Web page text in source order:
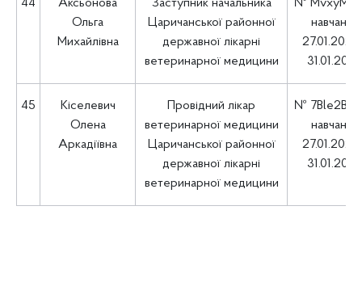
44
Аксьонова
Ольга
Михайлівна
Заступник начальника
Царичанської районної
державної лікарні
ветеринарної медицини
№
навчання
27.01.2025
31.01.2025
45
Кіселевич
Олена
Аркадіївна
Провідний лікар
ветеринарної медицини
Царичанської районної
державної лікарні
ветеринарної медицини
№
навчання
27.01.2025
31.01.2025